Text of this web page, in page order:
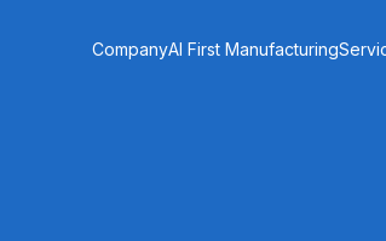
CompanyAI First Manufacturing